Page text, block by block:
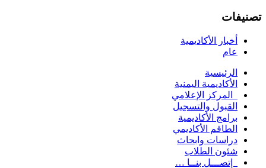
تصنيفات
أخبار الأكاديمية
عام
الرئيسية
الأكاديمية اليمنية
المركز الإعلامي
القبول والتسجيل
برامج الأكاديمية
الطاقم الأكاديمي
دراسات وابحاث
شئون الطلاب
إتصـــل بنــا …